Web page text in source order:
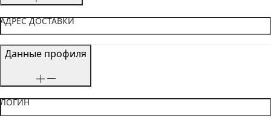
АДРЕС ДОСТАВКИ
Данные профиля
ЛОГИН